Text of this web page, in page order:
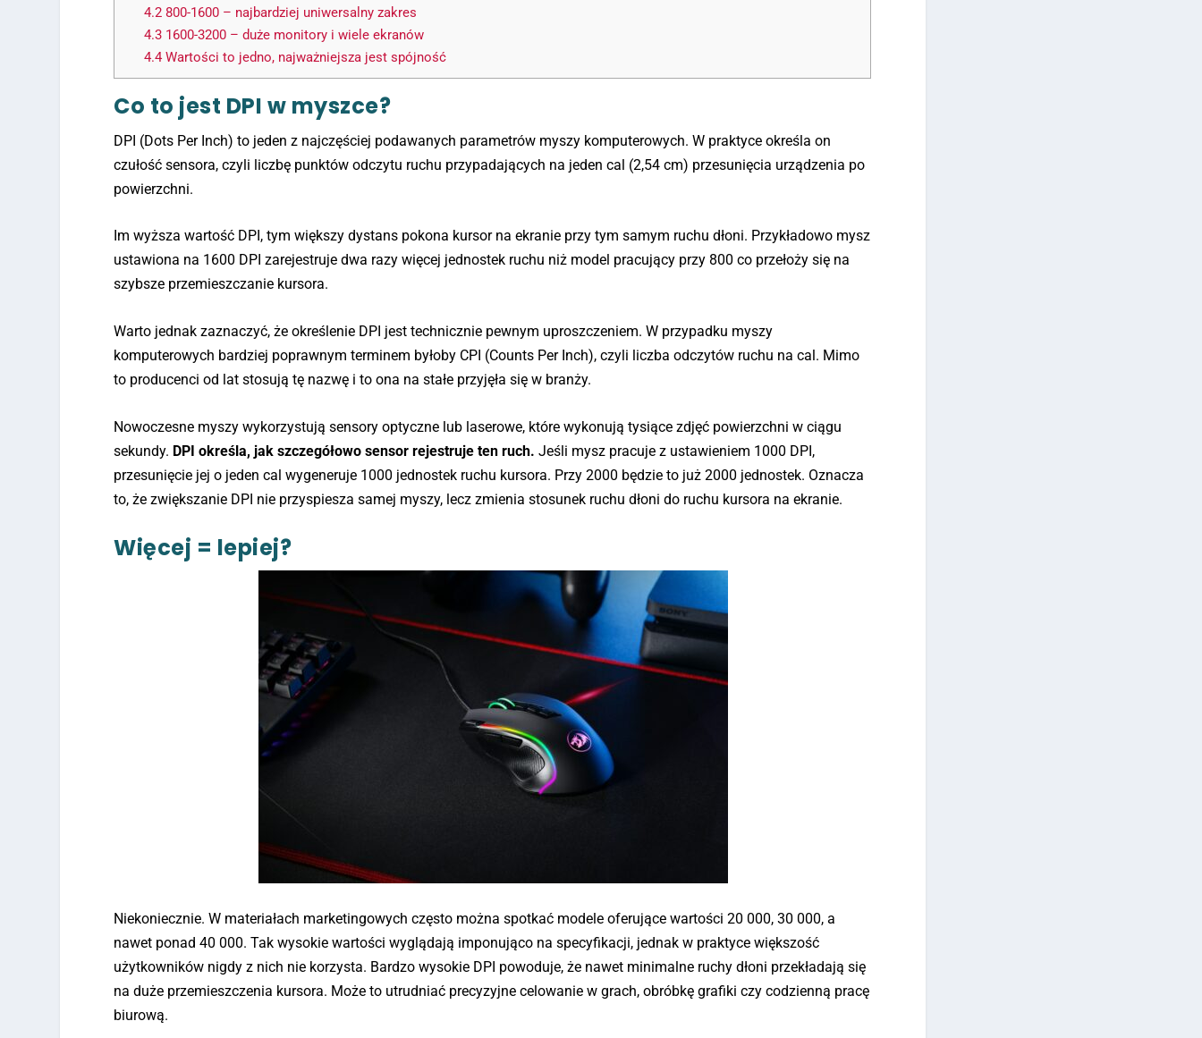
4.2 800-1600 – najbardziej uniwersalny zakres
4.3 1600-3200 – duże monitory i wiele ekranów
4.4 Wartości to jedno, najważniejsza jest spójność
Co to jest DPI w myszce?
DPI (Dots Per Inch) to jeden z najczęściej podawanych parametrów myszy komputerowych. W praktyce określa on
czułość sensora, czyli liczbę punktów odczytu ruchu przypadających na jeden cal (2,54 cm) przesunięcia urządzenia po
powierzchni.
Im wyższa wartość DPI, tym większy dystans pokona kursor na ekranie przy tym samym ruchu dłoni. Przykładowo mysz
ustawiona na 1600 DPI zarejestruje dwa razy więcej jednostek ruchu niż model pracujący przy 800 co przełoży się na
szybsze przemieszczanie kursora.
Warto jednak zaznaczyć, że określenie DPI jest technicznie pewnym uproszczeniem. W przypadku myszy
komputerowych bardziej poprawnym terminem byłoby CPI (Counts Per Inch), czyli liczba odczytów ruchu na cal. Mimo
to producenci od lat stosują tę nazwę i to ona na stałe przyjęła się w branży.
Nowoczesne myszy wykorzystują sensory optyczne lub laserowe, które wykonują tysiące zdjęć powierzchni w ciągu
sekundy. DPI określa, jak szczegółowo sensor rejestruje ten ruch. Jeśli mysz pracuje z ustawieniem 1000 DPI,
przesunięcie jej o jeden cal wygeneruje 1000 jednostek ruchu kursora. Przy 2000 będzie to już 2000 jednostek. Oznacza
to, że zwiększanie DPI nie przyspiesza samej myszy, lecz zmienia stosunek ruchu dłoni do ruchu kursora na ekranie.
Więcej = lepiej?
Niekoniecznie. W materiałach marketingowych często można spotkać modele oferujące wartości 20 000, 30 000, a
nawet ponad 40 000. Tak wysokie wartości wyglądają imponująco na specyfikacji, jednak w praktyce większość
użytkowników nigdy z nich nie korzysta. Bardzo wysokie DPI powoduje, że nawet minimalne ruchy dłoni przekładają się
na duże przemieszczenia kursora. Może to utrudniać precyzyjne celowanie w grach, obróbkę grafiki czy codzienną pracę
biurową.